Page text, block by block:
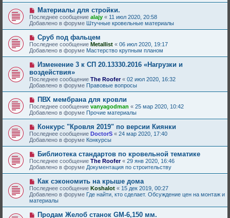
б
щ
е
н
и
е
е
с
о
о
б
щ
е
н
и
е
Н
о
в
о
с
о
о
б
щ
е
н
и
е
Материалы для стройки.
Последнее сообщение alajy « 11 июл 2020, 20:58
Добавлено в форуме Штучные кровельные материалы
Н
о
в
о
е
с
о
о
б
щ
е
н
и
е
Сруб под фальцем
Последнее сообщение Metallist « 06 июл 2020, 19:17
Добавлено в форуме Мастерство крупным планом
Н
в
о
е
с
о
б
щ
е
н
и
е
Изменение 3 к СП 20.13330.2016 «Нагрузки и
воздействия»
Последнее сообщение The Roofer« 02 июл 2020, 16:32
Добавлено в форуме Правовые вопросы
Н
о
в
о
е
с
о
о
б
щ
е
н
и
е
ПВХ мембрана для кровли
Последнее сообщение vanyagodman « 25 мар 2020, 10:42
Добавлено в форуме Прочие материалы
Н
о
в
о
е
с
о
о
б
щ
е
н
и
е
Конкурс "Кровля 2019" по версии Киянки
Последнее сообщение DoctorS « 24 мар 2020, 17:40
Добавлено в форуме Конкурсы
Н
о
в
о
е
с
о
о
б
щ
Библиотека стандартов по кровельной тематике
Последнее сообщение The Roofer« 29 янв 2020, 16:46
Добавлено в форуме Документация по строительству
Н
о
в
о
е
с
о
Как сэкономить на крыше дома
Последнее сообщение Koshalot « 15 дек 2019, 00:27
Добавлено в форуме Где найти, кто сделает. Обсуждение цен на монтаж и
материалы
НПродам Желоб станок GM-6,150 мм.